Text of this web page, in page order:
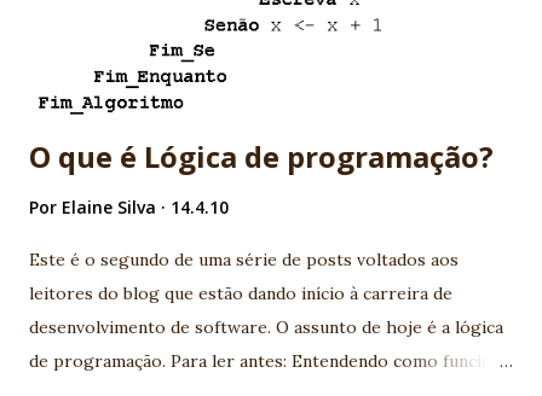
complexidade em criar composite components, era
necessário um vasto conhecimento sobre o ciclo de vida de
uma aplicação JSF. Agora, você não precisa ser mais um
“ninja” em ...
O que é Lógica de programação?
Por Elaine Silva 14.4.10
Este é o segundo de uma série de posts voltados aos
leitores do blog que estão dando início à carreira de
desenvolvimento de software. O assunto de hoje é a lógica
de programação. Para ler antes: Entendendo como funciona